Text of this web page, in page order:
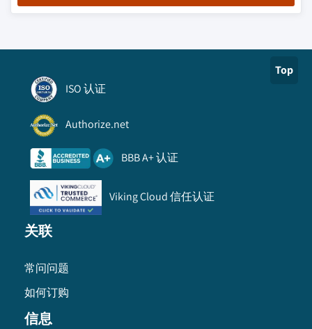
Top
ISO 认证
Authorize.net
BBB A+ 认证
Viking Cloud 信任认证
关联
常问问题
如何订购
信息